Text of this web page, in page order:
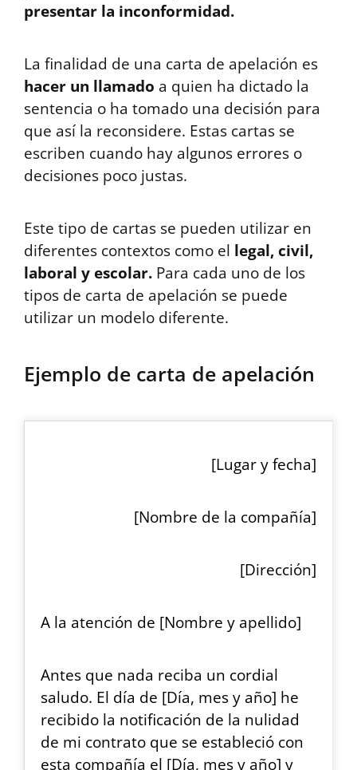
presentar la inconformidad.
La finalidad de una carta de apelación es
hacer un llamado a quien ha dictado la
sentencia o ha tomado una decisión para
que así la reconsidere. Estas cartas se
escriben cuando hay algunos errores o
decisiones poco justas.
Este tipo de cartas se pueden utilizar en
diferentes contextos como el legal, civil,
laboral y escolar. Para cada uno de los
tipos de carta de apelación se puede
utilizar un modelo diferente.
Ejemplo de carta de apelación
[Lugar y fecha]
[Nombre de la compañía]
[Dirección]
A la atención de [Nombre y apellido]
Antes que nada reciba un cordial
saludo. El día de [Día, mes y año] he
recibido la notificación de la nulidad
de mi contrato que se estableció con
esta compañía el [Día, mes y año] y